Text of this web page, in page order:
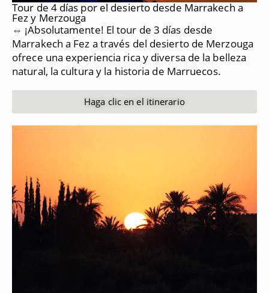
Tour de 4 días por el desierto desde Marrakech a
Fez y Merzouga
⇔ ¡Absolutamente! El tour de 3 días desde
Marrakech a Fez a través del desierto de Merzouga
ofrece una experiencia rica y diversa de la belleza
natural, la cultura y la historia de Marruecos.
Haga clic en el itinerario